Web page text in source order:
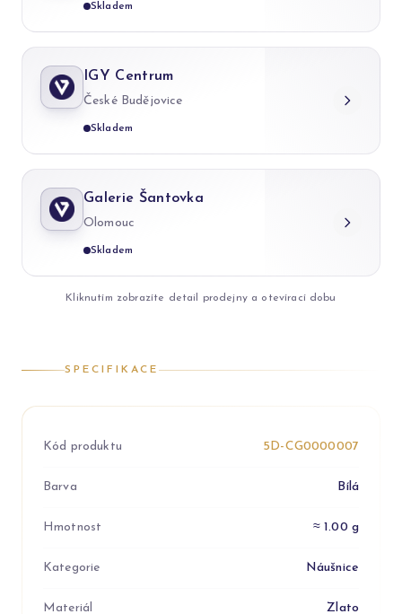
Skladem
IGY Centrum
České Budějovice
Skladem
Galerie Šantovka
Olomouc
Skladem
Kliknutím zobrazíte detail prodejny a otevírací dobu
SPECIFIKACE
Kód produktu 5D-CG0000007
Barva Bílá
Hmotnost ≈ 1.00 g
Kategorie Náušnice
Materiál Zlato